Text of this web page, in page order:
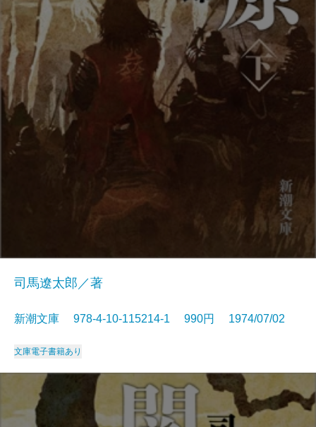
司馬遼太郎／著
新潮文庫 978-4-10-115214-1 990円 1974/07/02
文庫電子書籍あり